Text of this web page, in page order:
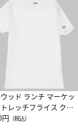
ッド ランチ マーケッ
レッチフライス クル
ク別注半袖Ｔシャツ
（税込）